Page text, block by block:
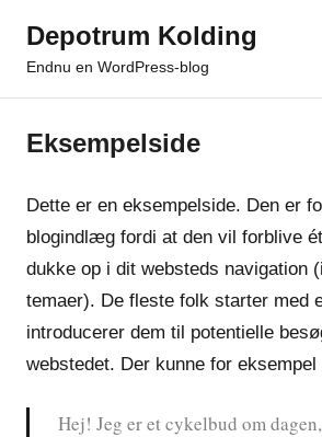
indhold
Depotrum Kolding
Endnu en WordPress-blog
Eksempelside
Dette er en eksempelside. Den er
blogindlæg fordi at den vil forblive
dukke op i dit websteds navigation
temaer). De fleste folk starter med
introducerer dem til potentielle
webstedet. Der kunne for eksempel
Hej! Jeg er et cykelbud om